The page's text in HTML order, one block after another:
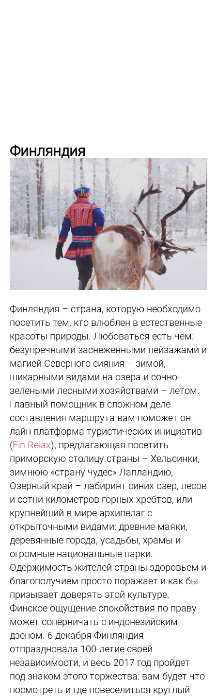
Финляндия
Финляндия – страна, которую необходимо
посетить тем, кто влюблен в естественные
красоты природы. Любоваться есть чем:
безупречными заснеженными пейзажами и
магией Северного сияния – зимой,
шикарными видами на озера и сочно-
зелеными лесными хозяйствами – летом.
Главный помощник в сложном деле
составления маршрута вам поможет он-
лайн платформа туристических инициатив
(Fin Relax), предлагающая посетить
приморскую столицу страны – Хельсинки,
зимнюю «страну чудес» Лапландию,
Озерный край – лабиринт синих озер, лесов
и сотни километров горных хребтов, или
крупнейший в мире архипелаг с
открыточными видами: древние маяки,
деревянные города, усадьбы, храмы и
огромные национальные парки.
Одержимость жителей страны здоровьем и
благополучием просто поражает и как бы
призывает доверять этой культуре.
Финское ощущение спокойствия по праву
может соперничать с индонезийским
дзеном. 6 декабря Финляндия
отпраздновала 100-летие своей
независимости, и весь 2017 год пройдет
под знаком этого торжества: вам будет что
посмотреть и где повеселиться круглый